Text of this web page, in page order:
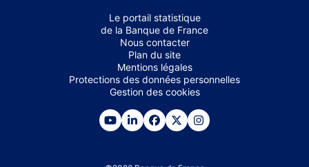
Le portail statistique
de la Banque de France
Nous contacter
Plan du site
Mentions légales
Protections des données personnelles
Gestion des cookies